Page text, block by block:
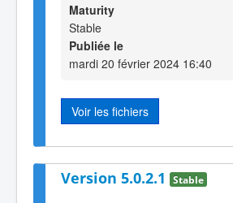
Maturity
Stable
Publiée le
mardi 20 février 2024 16:40
Voir les fichiers
Version 5.0.2.1 Stable